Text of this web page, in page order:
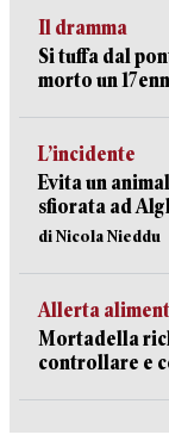
Il dramma
Si tuffa dal
morto un
L’incidente
Evita un
sfiorata ad
di Nicola Nieddu
Allerta
Mortadella
controllare e